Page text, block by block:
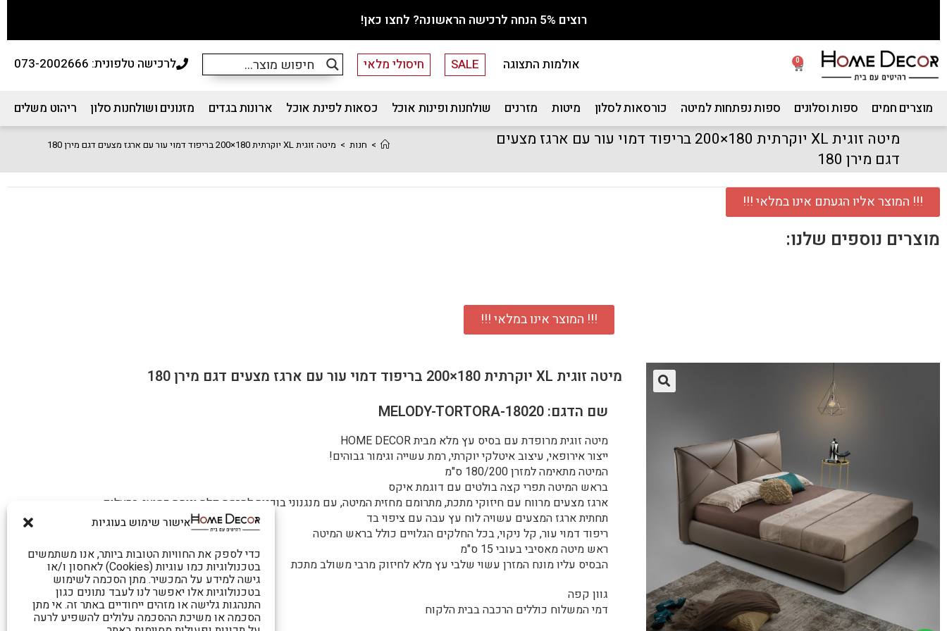
אישור שימוש בעוגיות
כדי לספק את החוויות הטובות ביותר, אנו משתמשים
בטכנולוגיות כמו עוגיות (Cookies) לאחסון ו/או
גישה למידע על המכשיר. מתן הסכמה לשימוש
בטכנולוגיות אלו יאפשר לנו לעבד נתונים כגון
התנהגות גלישה או מזהים ייחודיים באתר זה. אי מתן
הסכמה או משיכת ההסכמה עלולים להשפיע לרעה
רוצים 5% הנחה לרכישה הראשונה? לחצו כאן!
0 אולמות התצוגה SALE חיסולי מלאי לרכישה טלפונית: 073-2002666
מוצרים חמים ספות וסלונים ספות נפתחות למיטה כורסאות לסלון מיטות מזרנים שולחנות ופינות אוכל כסאות לפינת אוכל ארונות בגדים מזנונים ושולחנות סלון ריהוט משלים
מיטה זוגית XL יוקרתית 180×200 בריפוד דמוי עור עם ארגז מצעים
דגם מירן 180
> חנות > מיטה זוגית XL יוקרתית 180×200 בריפוד דמוי עור עם ארגז מצעים דגם מירן 180
!!! המוצר אליו הגעתם אינו במלאי !!!
מוצרים נוספים שלנו:
!!! המוצר אינו במלאי !!!
מיטה זוגית XL יוקרתית 180×200 בריפוד דמוי עור עם ארגז מצעים דגם מירן 180
שם הדגם: MELODY-TORTORA-18020
מיטה זוגית מרופדת עם בסיס עץ מלא מבית HOME DECOR
ייצור אירופאי, עיצוב איטלקי יוקרתי, רמת עשייה וגימור גבוהים!
המיטה מתאימה למזרן 180/200 ס"מ
בראש המיטה תפרי קצה בולטים עם דוגמת איקס
ארגז מצעים מרווח עם חיזוקי מתכת, מתרומם מחזית המיטה, עם מנגנוני בוכנות להרמה קלה ונוחה כמוצג בתצלום.
תחתית ארגז המצעים עשויה לוח עץ עבה עם ציפוי בד
ריפוד דמוי עור, קל ניקוי, בכל החלקים הגלויים כולל בראש המיטה
ראש מיטה מאסיבי בעובי 15 ס"מ
הבסיס עליו מונח המזרן עשוי שלבי עץ מלא לחיזוק מרבי משולב מתכת
גוון קפה
דמי המשלוח כוללים הרכבה בבית הלקוח